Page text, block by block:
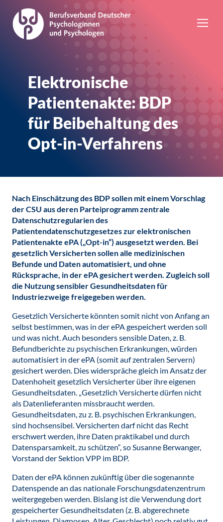
Elektronische
Patientenakte: BDP
für Beibehaltung des
Opt-in-Verfahrens
Nach Einschätzung des BDP sollen mit einem Vorschlag
der CSU aus deren Parteiprogramm zentrale
Datenschutzregularien des
Patientendatenschutzgesetzes zur elektronischen
Patientenakte ePA („Opt-in“) ausgesetzt werden. Bei
gesetzlich Versicherten sollen alle medizinischen
Befunde und Daten automatisiert, und ohne
Rücksprache, in der ePA gesichert werden. Zugleich soll
die Nutzung sensibler Gesundheitsdaten für
Industriezweige freigegeben werden.
Gesetzlich Versicherte könnten somit nicht von Anfang an
selbst bestimmen, was in der ePA gespeichert werden soll
und was nicht. Auch besonders sensible Daten, z. B.
Befundberichte zu psychischen Erkrankungen, würden
automatisiert in der ePA (somit auf zentralen Servern)
gesichert werden. Dies widerspräche gleich im Ansatz der
Datenhoheit gesetzlich Versicherter über ihre eigenen
Gesundheitsdaten. „Gesetzlich Versicherte dürfen nicht
als Datenlieferanten missbraucht werden.
Gesundheitsdaten, zu z. B. psychischen Erkrankungen,
sind hochsensibel. Versicherten darf nicht das Recht
erschwert werden, ihre Daten praktikabel und durch
Datensparsamkeit, zu schützen“, so Susanne Berwanger,
Vorstand der Sektion VPP im BDP.
Daten der ePA können zukünftig über die sogenannte
Datenspende an das nationale Forschungsdatenzentrum
weitergegeben werden. Bislang ist die Verwendung dort
gespeicherter Gesundheitsdaten (z. B. abgerechnete